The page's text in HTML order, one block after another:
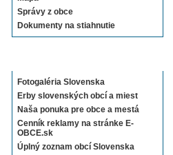
Správy z obce
Dokumenty na stiahnutie
Fotogaléria Slovenska
Erby slovenských obcí a miest
Naša ponuka pre obce a mestá
Cenník reklamy na stránke E-
OBCE.sk
Úplný zoznam obcí Slovenska